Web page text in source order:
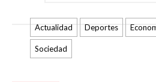
Actualidad Deportes
Sociedad